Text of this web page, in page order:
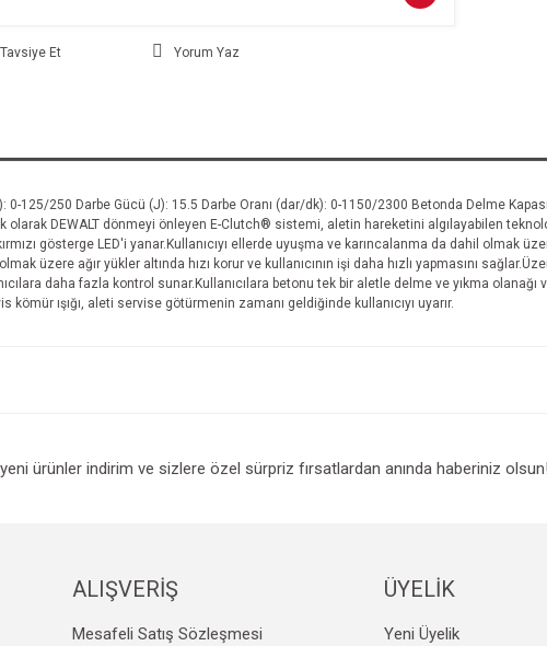
Tavsiye Et Yorum Yaz
0-125/250 Darbe Gücü (J): 15.5 Darbe Oranı (dar/dk): 0-1150/2300 Betonda Delme
olarak DEWALT dönmeyi önleyen E-Clutch® sistemi, aletin hareketini algılayabilen
gösterge LED'i yanar.Kullanıcıyı ellerde uyuşma ve karıncalanma da dahil olmak
üzere ağır yükler altında hızı korur ve kullanıcının işi daha hızlı yapmasını
daha fazla kontrol sunar.Kullanıcılara betonu tek bir aletle delme ve yıkma olanağı
kömür ışığı, aleti servise götürmenin zamanı geldiğinde kullanıcıyı uyarır.
ürünler indirim ve sizlere özel sürpriz fırsatlardan anında haberiniz olsun!
ALIŞVERİŞ
Mesafeli Satış Sözleşmesi
ÜYELİK
Yeni Üyelik